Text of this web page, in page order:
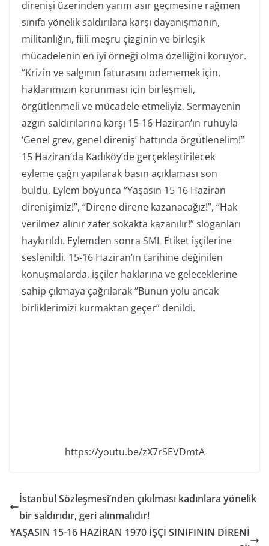
direnişi üzerinden yarım asır geçmesine rağmen
sınıfa yönelik saldırılara karşı dayanışmanın,
militanlığın, fiili meşru çizginin ve birleşik
mücadelenin en iyi örneği olma özelliğini koruyor.
“Krizin ve salgının faturasını ödememek için,
haklarımızın korunması için birleşmeli,
örgütlenmeli ve mücadele etmeliyiz. Sermayenin
azgın saldırılarına karşı 15-16 Haziran’ın ruhuyla
‘Genel grev, genel direniş’ hattında örgütlenelim!”
15 Haziran’da Kadıköy’de gerçekleştirilecek
eyleme çağrı yapılarak basın açıklaması son
buldu. Eylem boyunca “Yaşasın 15 16 Haziran
direnişimiz!”, “Direne direne kazanacağız!”, “Hak
verilmez alınır zafer sokakta kazanılır!” sloganları
haykırıldı. Eylemden sonra SML Etiket işçilerine
seslenildi. 15-16 Haziran’ın tarihine değinilen
konuşmalarda, işçiler haklarına ve geleceklerine
sahip çıkmaya çağrılarak “Bunun yolu ancak
birliklerimizi kurmaktan geçer” denildi.
https://youtu.be/zX7rSEVDmtA
İstanbul Sözleşmesi’nden çıkılması kadınlara yönelik
bir saldırıdır, geri alınmalıdır!
YAŞASIN 15-16 HAZİRAN 1970 İŞÇİ SINIFININ DİRENİ